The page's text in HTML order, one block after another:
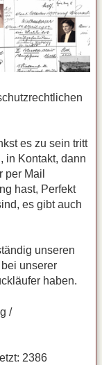
es zu sein tritt
in Kontakt, dann
per Mail
hast, Perfekt
es gibt auch
unseren
unserer
haben.
/
2386